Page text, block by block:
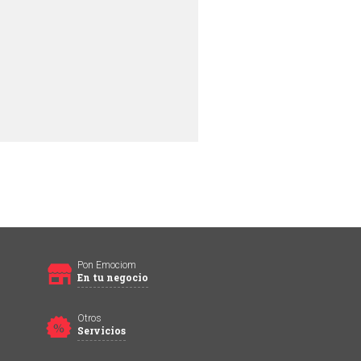
Pon Emociom
En tu negocio
Otros
Servicios